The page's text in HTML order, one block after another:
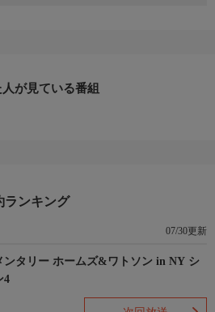
。しかし、当の野中は「弁護士はい
、不破万作、北村総一朗 ほか
が見ている番組
ランキング
07/30更新
ンタリー ホームズ&ワトソン in NY シ
4